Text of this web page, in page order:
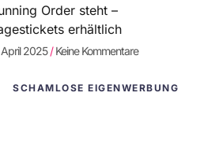
Order steht –
erhältlich
2025 Keine Kommentare
SCHAMLOSE EIGENWERBUNG